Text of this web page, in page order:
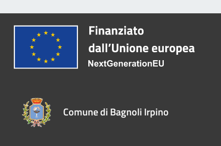
Comune di Bagnoli Irpino